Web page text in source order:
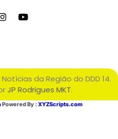
da Região do DDD 14.
JP Rodrigues MKT.
Powered By : XYZScripts.com